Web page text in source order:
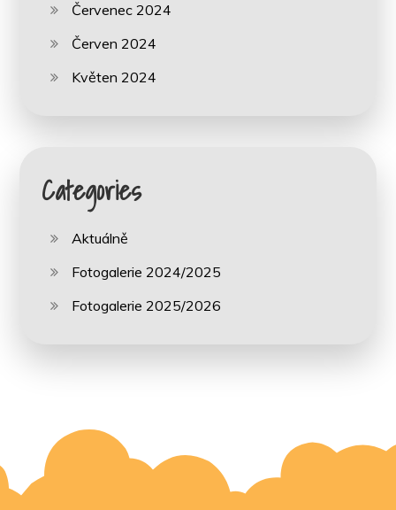
Červenec 2024
Červen 2024
Květen 2024
Categories
Aktuálně
Fotogalerie 2024/2025
Fotogalerie 2025/2026